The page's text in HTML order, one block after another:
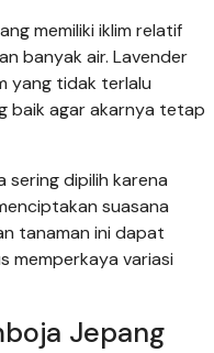
memiliki iklim relatif
banyak air. Lavender
yang tidak terlalu
baik agar akarnya tetap
sering dipilih karena
suasana
tanaman ini dapat
memperkaya variasi
Jepang